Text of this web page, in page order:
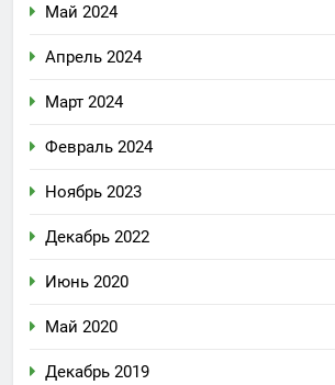
Май 2024
Апрель 2024
Март 2024
Февраль 2024
Ноябрь 2023
Декабрь 2022
Июнь 2020
Май 2020
Декабрь 2019